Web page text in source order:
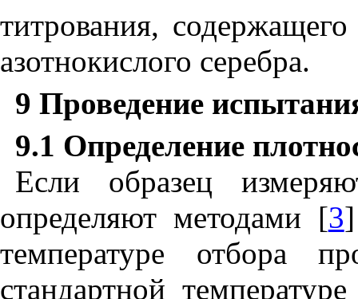
титрования,
азотнокислого серебра.
9 Проведение
9.1 Определение
Если образец
определяют методами [3
температуре отбора
стандартной